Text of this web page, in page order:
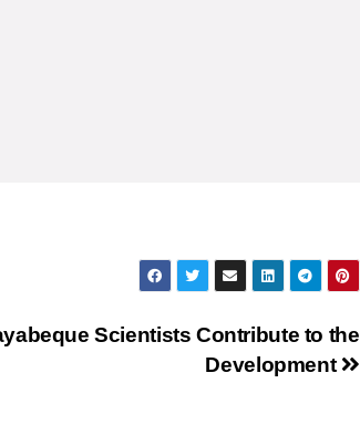
Scientists Contribute to the
Development